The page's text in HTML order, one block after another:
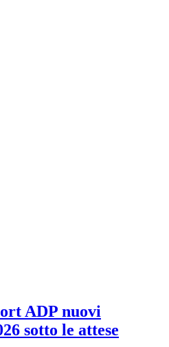
ADP nuovi
sotto le attese